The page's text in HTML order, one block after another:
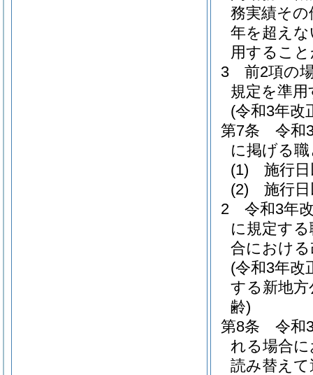
務実績そ
年を超え
用するこ
3
前2項の
規定を準用
(令和3年改
第7条
令和
に掲げる
(1)
施行
(2)
施行
2
令和3年
に規定す
合におけ
(令和3年改
する新地
齢)
第8条
令和
れる場合
読み替え